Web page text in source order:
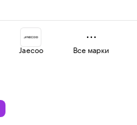
Jaecoo Все марки